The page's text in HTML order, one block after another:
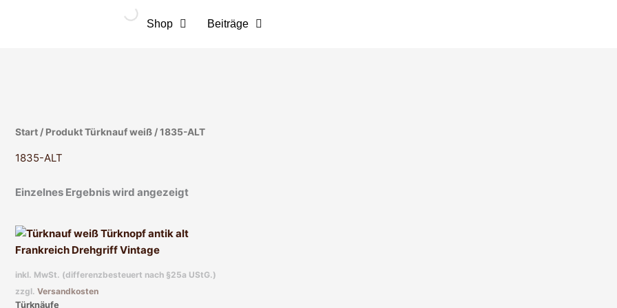
Shop Beiträge
Start / Produkt Türknauf weiß / 1835-ALT
1835-ALT
Einzelnes Ergebnis wird angezeigt
inkl. MwSt. (differenzbesteuert nach §25a UStG.)
zzgl. Versandkosten
Türknäufe
Dieses
Produkt
Varianten